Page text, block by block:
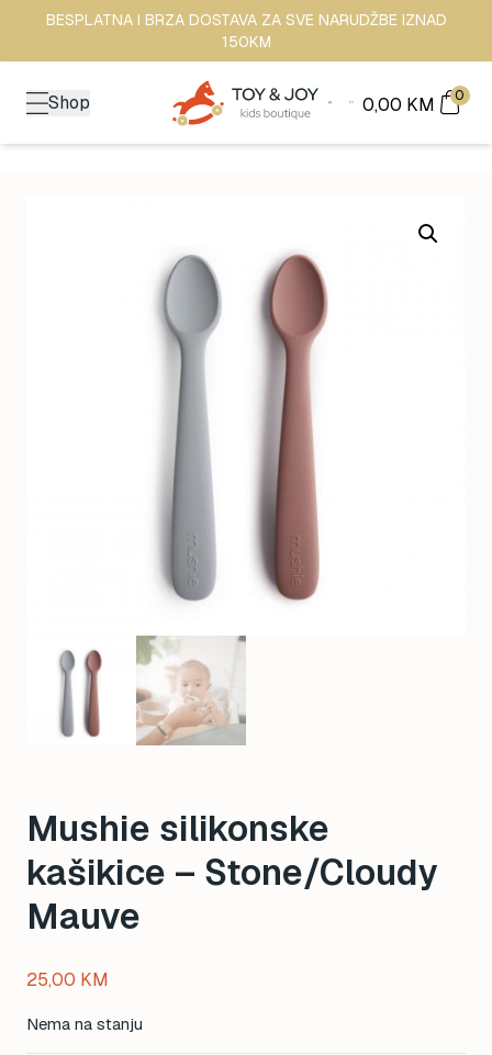
BESPLATNA I BRZA DOSTAVA ZA SVE NARUDŽBE IZNAD
150KM
Shop 0,00 KM 0
Mushie silikonske
kašikice – Stone/Cloudy
Mauve
25,00 KM
Nema na stanju